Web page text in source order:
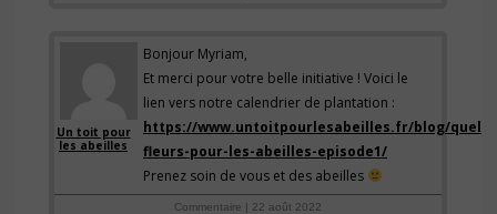
Un toit pour
les abeilles
Bonjour Myriam,
Et merci pour votre belle initiative ! Voici le
lien vers notre calendrier de plantation :
https://www.untoitpourlesabeilles.fr/blog/
fleurs-pour-les-abeilles-episode1/
Prenez soin de vous et des abeilles
Commentaire | 22 août 2022